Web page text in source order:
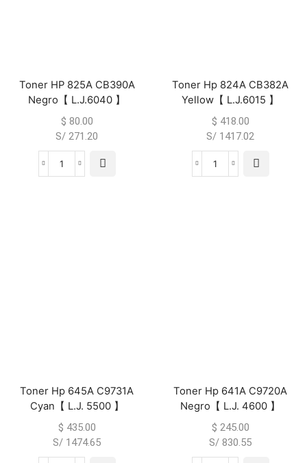
Toner HP 825A CB390A
Negro【 L.J.6040 】
$ 80.00
S/ 271.20
Toner Hp 824A CB382A
Yellow【 L.J.6015 】
$ 418.00
S/ 1417.02
Toner Hp 645A C9731A
Cyan【 L.J. 5500 】
$ 435.00
S/ 1474.65
Toner Hp 641A C9720A
Negro【 L.J. 4600 】
$ 245.00
S/ 830.55